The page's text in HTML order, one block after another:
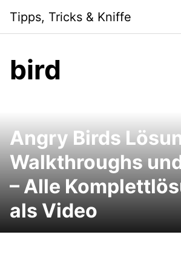
content
Tipps, Tricks & Kniffe
bird
Angry Birds
Walkthroughs
– Alle
als Video